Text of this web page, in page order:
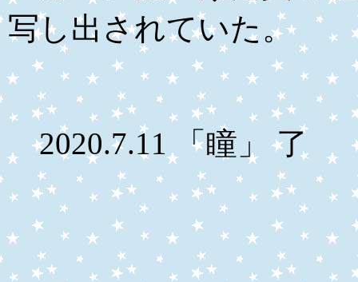
写し出されていた。
2020.7.11 「瞳」 了